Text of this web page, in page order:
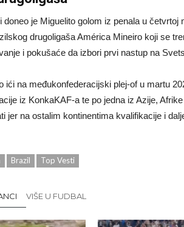
doneo je Miguelito golom iz penala u
drugoligaša América Mineiro koji se
i pokušaće da izbori prvi nastup na
ići na međukonfederacijski plej-of u martu
iz KonkaKAF-a te po jedna iz Azije,
jer na ostalim kontinentima kvalifikacije i
Brazil Top Vesti
VIŠE U FUDBAL